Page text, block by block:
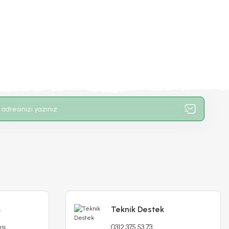
Datura Double Ballerina White - Beyaz Katmerli
Teknik Destek
0312 375 53 73